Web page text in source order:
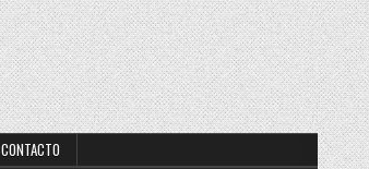
CONTACTO